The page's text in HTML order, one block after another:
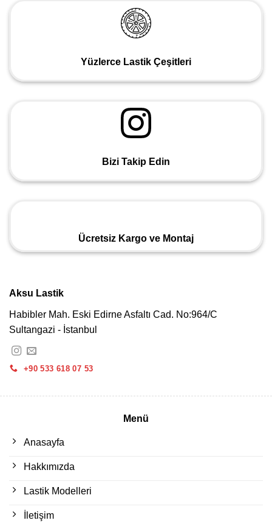
Yüzlerce Lastik Çeşitleri
Bizi Takip Edin
Ücretsiz Kargo ve Montaj
Aksu Lastik
Habibler Mah. Eski Edirne Asfaltı Cad. No:964/C
Sultangazi - İstanbul
+90 533 618 07 53
Menü
Anasayfa
Hakkımızda
Lastik Modelleri
İletişim